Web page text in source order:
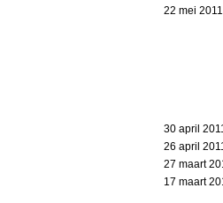
22 mei 2011
30 april
26 april
27 maart
17 maart